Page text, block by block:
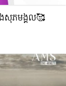
ងសុភមង្គល🥰